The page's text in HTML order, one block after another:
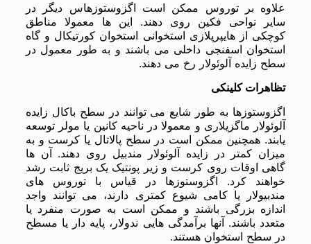
علاوه بر توروس ممکن است اگزوستوزهاس دیگر در
سایر نواحی فکین روی دهند. این ها معمولا مناطق
کوچکی از هایپرپلازی استخوانی استخوان کورتیکال و گاه
استخوان اسفنجی داخلی می باشند و به طور معمول در
سطح زایده آلوئولار رخ می دهند.
تظاهرات کلینکی
اگزوستوزها به طور شایع می توانند در سطح باکال زایده
آلوئولار ماگزیلاری و معمولا در ناحیه کانین یا مولر توسعه
یابند. همچنین ممکن است در سطح پالاتال یا کرست و به
میزان کمتر در زایده آلوئولار مندبیل روی دهند. آن ها
گاهی اوقات روی کرست و زیر پونتیک یک بریج ثابت رشد
خواهند کرد. اگزوستوزها در قیاس با توروس های
مندبیولار یا کامی شیوع کمتری دارند، می توانند واجد
اندازه بزرگی باشند و ممکن است به صورت منفرد یا
متعدد باشند. آنها برآمدگی هایی ندولار، پایه دار یا مسطح
در سطح استخوان هستند.